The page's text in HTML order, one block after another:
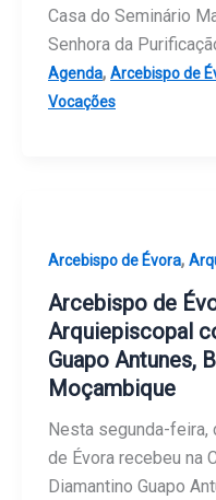
Casa do Seminário
Senhora da
Agenda, Arcebispo de
Vocações
Arcebispo de Évora,
Arcebispo de
Arquiepiscopal
Guapo Antunes,
Moçambique
Nesta segunda-feira,
de Évora recebeu na
Diamantino Guapo